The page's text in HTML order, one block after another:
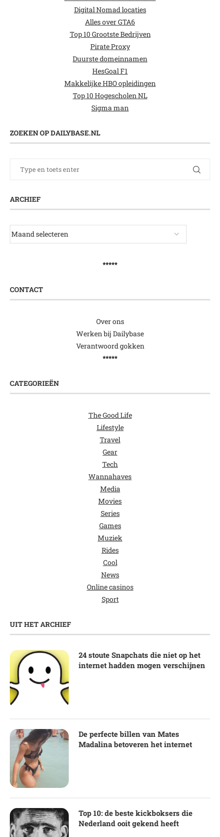
Digital Nomad locaties
Alles over GTA6
Top 10 Grootste Bedrijven
Pirate Proxy
Duurste domeinnamen
HesGoal F1
Makkelijke HBO opleidingen
Top 10 Hogescholen NL
Sigma man
ZOEKEN OP DAILYBASE.NL
ARCHIEF
*****
CONTACT
Over ons
Werken bij Dailybase
Verantwoord gokken
*****
CATEGORIEËN
The Good Life
Lifestyle
Travel
Gear
Tech
Wannahaves
Media
Movies
Series
Games
Muziek
Rides
Cool
News
Online casinos
Sport
UIT HET ARCHIEF
24 stoute Snapchats die niet op het
internet hadden mogen verschijnen
De perfecte billen van Mates
Madalina betoveren het internet
Top 10: de beste kickboksers die
Nederland ooit gekend heeft